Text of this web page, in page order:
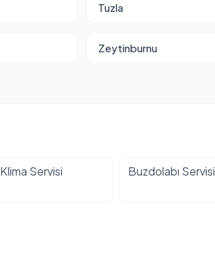
Tuzla
Zeytinburnu
Klima Servisi Buzdolabı Servisi